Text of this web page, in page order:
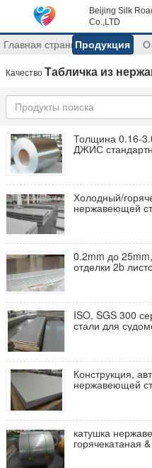
Beijing Silk
Co.,LTD
Главная страницаПродукция О
Качество Табличка из
Толщина 0.16-
ДЖИС
Холодный/
нержавеющей
0.2mm до
отделки 2b
ISO, SGS 300
стали для
Конструкция,
нержавеющей
катушка
горячекатаная